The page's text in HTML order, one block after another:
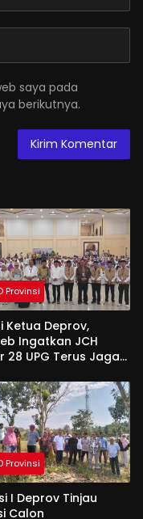
saya pada
berikutnya.
Provinsi
Ketua Deprov,
Ingatkan JCH
28 UPG Terus Jaga
Suci
Provinsi
I Deprov Tinjau
Calon